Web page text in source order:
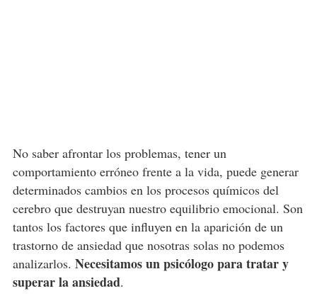
No saber afrontar los problemas, tener un
comportamiento erróneo frente a la vida, puede generar
determinados cambios en los procesos químicos del
cerebro que destruyan nuestro equilibrio emocional. Son
tantos los factores que influyen en la aparición de un
trastorno de ansiedad que nosotras solas no podemos
analizarlos. Necesitamos un psicólogo para tratar y
superar la ansiedad.